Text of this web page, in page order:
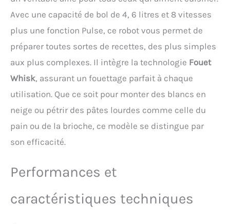
Avec Poignée】Le bol en
acier inoxydable de 8 litres
peut contenir 1 500 g de
farine pour 3 à 8 membres
de la famille et peut
également être utilisé à
des fins commerciales,
offrant un volume
suffisant pour de
plus, la protection anti-
débordement intégrée
cuisine à la fin. Le
couvercle transparent
régulièrement le
processus de pétrissage.
Avec une capacité de bol de 4, 6 litres et 8 vitesses
plus une fonction Pulse, ce robot vous permet de
préparer toutes sortes de recettes, des plus simples
aux plus complexes. Il intègre la technologie Fouet
Whisk, assurant un fouettage parfait à chaque
utilisation. Que ce soit pour monter des blancs en
neige ou pétrir des pâtes lourdes comme celle du
pain ou de la brioche, ce modèle se distingue par
son efficacité.
Performances et
caractéristiques techniques